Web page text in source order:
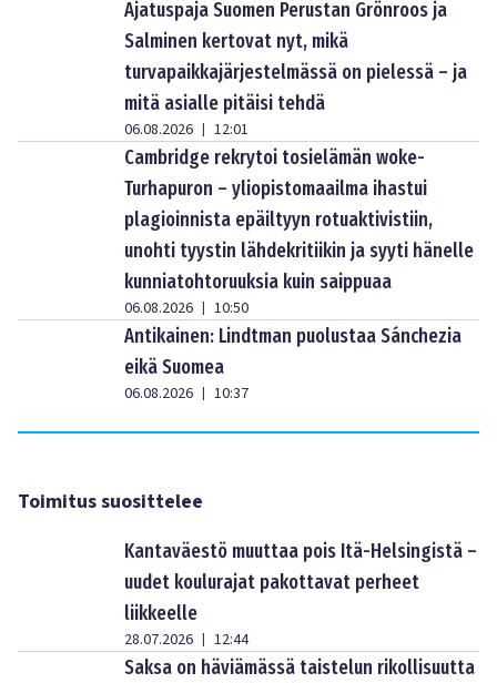
Ajatuspaja Suomen Perustan Grönroos ja
Salminen kertovat nyt, mikä
turvapaikkajärjestelmässä on pielessä – ja
mitä asialle pitäisi tehdä
06.08.2026 | 12:01
Cambridge rekrytoi tosielämän woke-
Turhapuron – yliopistomaailma ihastui
plagioinnista epäiltyyn rotuaktivistiin,
unohti tyystin lähdekritiikin ja syyti hänelle
kunniatohtoruuksia kuin saippuaa
06.08.2026 | 10:50
Antikainen: Lindtman puolustaa Sánchezia
eikä Suomea
06.08.2026 | 10:37
Toimitus suosittelee
Kantaväestö muuttaa pois Itä-Helsingistä –
uudet koulurajat pakottavat perheet
liikkeelle
28.07.2026 | 12:44
Saksa on häviämässä taistelun rikollisuutta